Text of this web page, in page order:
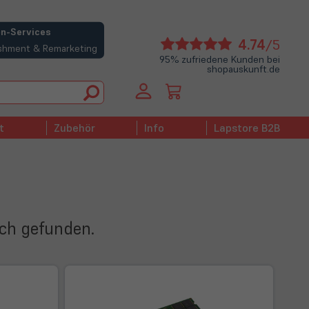
Services
& Remarketing 4.74/5
95% zufriedene Kunden bei
shopauskunft.de
Zubehör Info Lapstore B2B
gefunden.